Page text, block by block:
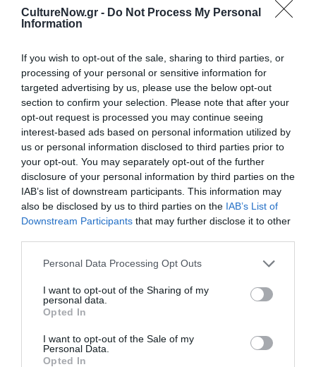
CultureNow.gr - Do Not Process My Personal
Information
If you wish to opt-out of the sale, sharing to third parties, or
processing of your personal or sensitive information for
targeted advertising by us, please use the below opt-out
section to confirm your selection. Please note that after your
opt-out request is processed you may continue seeing
interest-based ads based on personal information utilized by
us or personal information disclosed to third parties prior to
your opt-out. You may separately opt-out of the further
disclosure of your personal information by third parties on the
IAB’s list of downstream participants. This information may
also be disclosed by us to third parties on the IAB’s List of
Downstream Participants that may further disclose it to other
Personal Data Processing Opt Outs
I want to opt-out of the Sharing of my
personal data.
Opted In
I want to opt-out of the Sale of my
Personal Data.
Opted In
4246-5
Μετάφραση: Δημήτρης Αθηνάκης
Ακολουθήστε το Culturenow.gr στοGoogle News
μάθετε πρώτοι όλες τις ειδήσεις
Δείτε όλα τατελευταία νέαγια την Τέχνη και τον
Πολιτισμό στοCulturenow.gr
Νέοι Διαγωνισμοί❯
Newsletter
Κάθε βδομάδα στο e-mail σας τα τελευταία νέα για
την Τέχνη και τον Πολιτισμό!